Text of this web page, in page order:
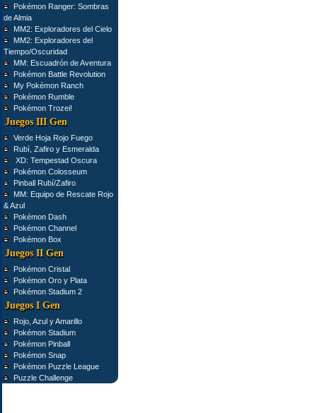
Pokémon Ranger: Sombras
de Almia
MM2: Exploradores del Cielo
MM2: Exploradores del
Tiempo/Oscuridad
MM: Escuadrón de Aventura
Pokémon Battle Revolution
My Pokémon Ranch
Pokémon Rumble
Pokémon Trozei!
Juegos III Gen
Verde Hoja Rojo Fuego
Rubí, Zafiro y Esmeralda
XD: Tempestad Oscura
Pokémon Colosseum
Pinball Rubí/Zafiro
MM: Equipo de Rescate Rojo
& Azul
Pokémon Dash
Pokémon Channel
Pokémon Box
Juegos II Gen
Pokémon Cristal
Pokémon Oro y Plata
Pokémon Stadium 2
Juegos I Gen
Rojo, Azul y Amarillo
Pokémon Stadium
Pokémon Pinball
Pokémon Snap
Pokémon Puzzle League
Puzzle Challenge